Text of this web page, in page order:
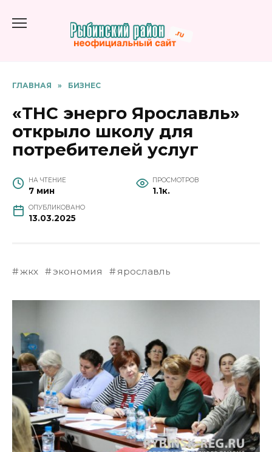
содержанию
ГЛАВНАЯ » БИЗНЕС
«ТНС энерго Ярославль»
открыло школу для
потребителей услуг
НА ЧТЕНИЕ
7 мин
ПРОСМОТРОВ
1.1к.
ОПУБЛИКОВАНО
13.03.2025
жкх экономия ярославль